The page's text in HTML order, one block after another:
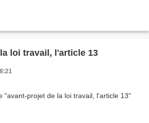
loi travail, l'article 13